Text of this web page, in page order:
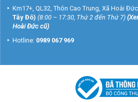
Km17+, QL32, Thôn Cao Trung, Xã Hoài Đức
Tây Đô) (8:00 – 17:30, Thứ 2 đến Thứ 7) (
Hoài Đức cũ)
Hotline: 0989 067 969